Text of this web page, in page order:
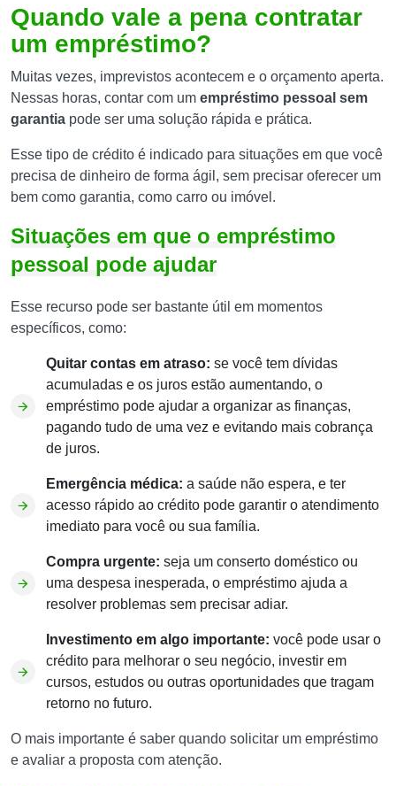
Quando vale a pena contratar
um empréstimo?
Muitas vezes, imprevistos acontecem e o orçamento aperta.
Nessas horas, contar com um empréstimo pessoal sem
garantia pode ser uma solução rápida e prática.
Esse tipo de crédito é indicado para situações em que você
precisa de dinheiro de forma ágil, sem precisar oferecer um
bem como garantia, como carro ou imóvel.
Situações em que o empréstimo
pessoal pode ajudar
Esse recurso pode ser bastante útil em momentos
específicos, como:
Quitar contas em atraso: se você tem dívidas
acumuladas e os juros estão aumentando, o
empréstimo pode ajudar a organizar as finanças,
pagando tudo de uma vez e evitando mais cobrança
de juros.
Emergência médica: a saúde não espera, e ter
acesso rápido ao crédito pode garantir o atendimento
imediato para você ou sua família.
Compra urgente: seja um conserto doméstico ou
uma despesa inesperada, o empréstimo ajuda a
resolver problemas sem precisar adiar.
Investimento em algo importante: você pode usar o
crédito para melhorar o seu negócio, investir em
cursos, estudos ou outras oportunidades que tragam
retorno no futuro.
O mais importante é saber quando solicitar um empréstimo
e avaliar a proposta com atenção.